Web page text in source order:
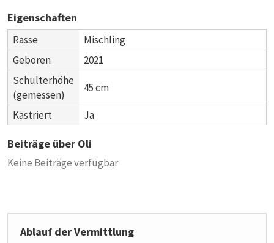
Eigenschaften
Rasse
Mischling
Geboren
2021
Schulterhöhe
(gemessen)
45 cm
Kastriert Ja
Beiträge über Oli
Keine Beiträge verfügbar
Ablauf der Vermittlung